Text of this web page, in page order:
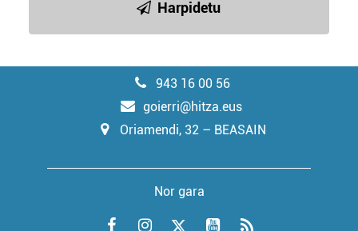
Harpidetu
943 16 00 56
goierri@hitza.eus
Oriamendi, 32 – BEASAIN
Nor gara